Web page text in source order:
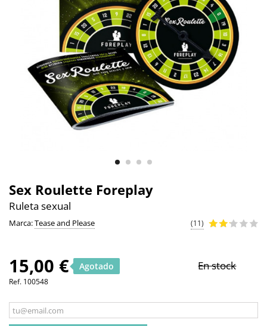
Sex Roulette Foreplay
Ruleta sexual
Marca:Tease and Please (11)
15,00 € Agotado En stock
Ref. 100548